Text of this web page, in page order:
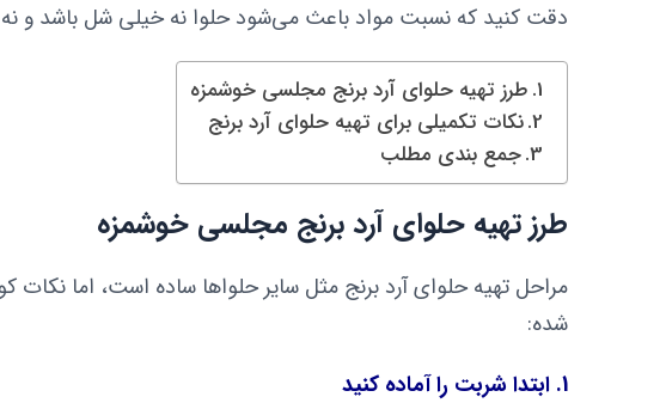
دقت کنید که نسبت مواد باعث می‌شود حلوا نه خیلی شل باشد و
طرز تهیه حلوای آرد برنج مجلسی خوشمزه
نکات تکمیلی برای تهیه حلوای آرد برنج
جمع بندی مطلب
طرز تهیه حلوای آرد برنج مجلسی خوشمزه
مراحل تهیه حلوای آرد برنج مثل سایر حلواها ساده است، اما نکات
شده:
1. ابتدا شربت را آماده کنید